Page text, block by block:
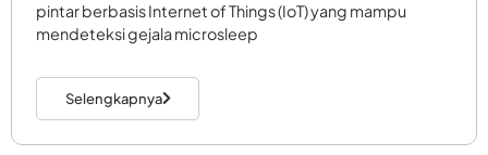
pintar berbasis Internet of Things (IoT) yang mampu
mendeteksi gejala microsleep
Selengkapnya